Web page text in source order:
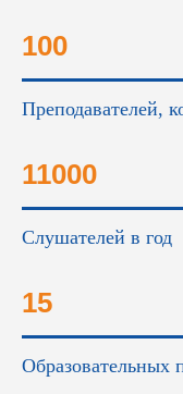
100
Преподавателей,
11000
Слушателей в год
15
Образовательных